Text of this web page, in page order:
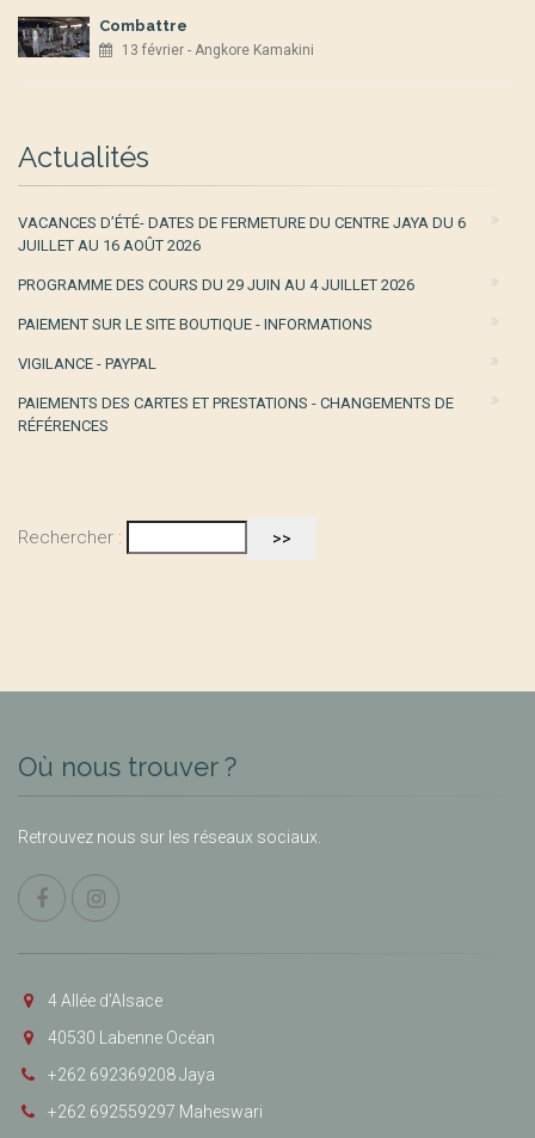
Combattre
13 février - Angkore Kamakini
Actualités
VACANCES D’ÉTÉ- DATES DE FERMETURE DU CENTRE JAYA DU 6
JUILLET AU 16 AOÛT 2026
PROGRAMME DES COURS DU 29 JUIN AU 4 JUILLET 2026
PAIEMENT SUR LE SITE BOUTIQUE - INFORMATIONS
VIGILANCE - PAYPAL
PAIEMENTS DES CARTES ET PRESTATIONS - CHANGEMENTS DE
RÉFÉRENCES
Rechercher :
Où nous trouver ?
Retrouvez nous sur les réseaux sociaux.
4 Allée d’Alsace
40530 Labenne Océan
+262 692369208 Jaya
+262 692559297 Maheswari